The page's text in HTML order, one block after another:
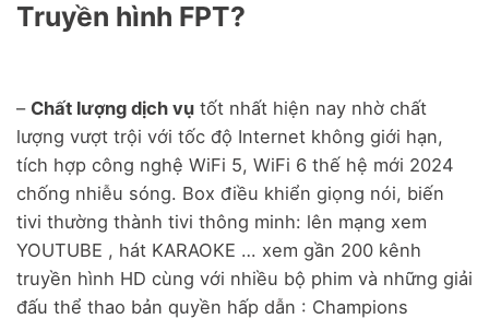
Truyền hình FPT?
– Chất lượng dịch vụ tốt nhất hiện nay nhờ chất
lượng vượt trội với tốc độ Internet không giới hạn,
tích hợp công nghệ WiFi 5, WiFi 6 thế hệ mới 2024
chống nhiễu sóng. Box điều khiển giọng nói, biến
tivi thường thành tivi thông minh: lên mạng xem
YOUTUBE , hát KARAOKE … xem gần 200 kênh
truyền hình HD cùng với nhiều bộ phim và những giải
đấu thể thao bản quyền hấp dẫn : Champions